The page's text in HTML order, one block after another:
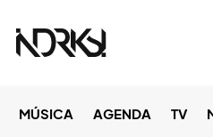
MÚSICA AGENDA TV